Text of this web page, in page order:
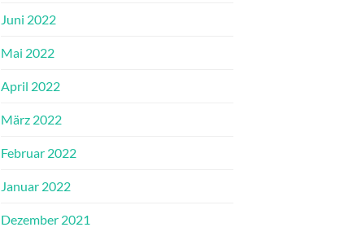
Juni 2022
Mai 2022
April 2022
März 2022
Februar 2022
Januar 2022
Dezember 2021